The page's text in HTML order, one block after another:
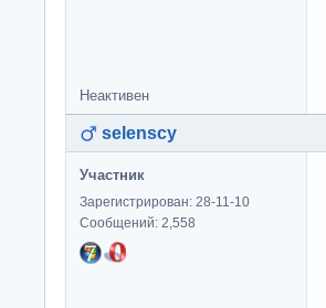
Неактивен
selenscy
Участник
Зарегистрирован: 28-11-10
Сообщений: 2,558